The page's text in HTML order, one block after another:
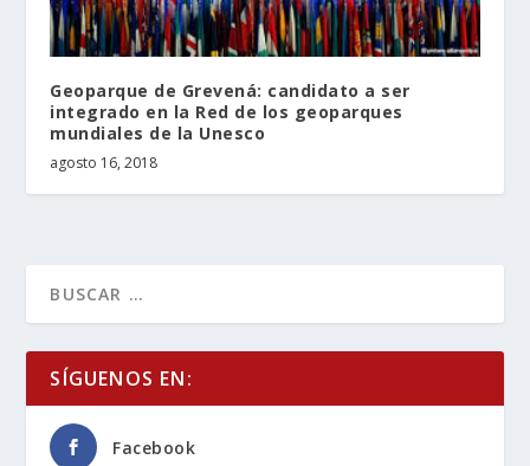
Geoparque de Grevená: candidato a ser
integrado en la Red de los geoparques
mundiales de la Unesco
agosto 16, 2018
SÍGUENOS EN:
Facebook